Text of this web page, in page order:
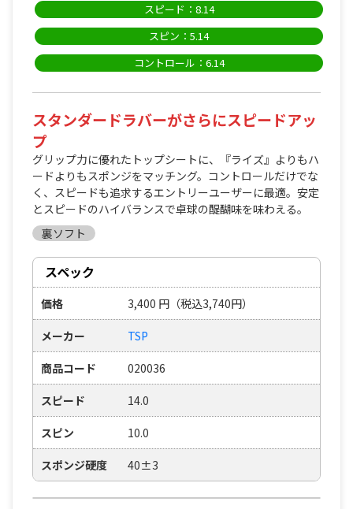
スピード：8.14
スピン：5.14
コントロール：6.14
スタンダードラバーがさらにスピードアッ
プ
グリップ力に優れたトップシートに、『ライズ』よりもハ
ードよりもスポンジをマッチング。コントロールだけでな
く、スピードも追求するエントリーユーザーに最適。安定
とスピードのハイバランスで卓球の醍醐味を味わえる。
裏ソフト
スペック
価格 3,400 円 （税込3,740円）
メーカー TSP
商品コード 020036
スピード 14.0
スピン 10.0
スポンジ硬度 40±3